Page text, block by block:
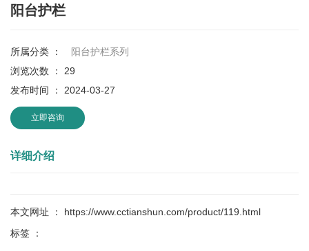
阳台护栏
所属分类 ：
阳台护栏系列
浏览次数 ： 29
发布时间 ： 2024-03-27
立即咨询
详细介绍
本文网址 ： https://www.cctianshun.com/product/119.html
标签 ：